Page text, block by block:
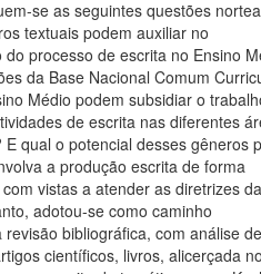
se as seguintes questões
textuais podem auxiliar no
processo de escrita no Ensino
da Base Nacional Comum
Médio podem subsidiar o
de escrita nas diferentes
E qual o potencial desses gêneros
a produção escrita de forma
vistas a atender as diretrizes da
adotou-se como caminho
revisão bibliográfica, com análise
científicos, livros, alicerçada